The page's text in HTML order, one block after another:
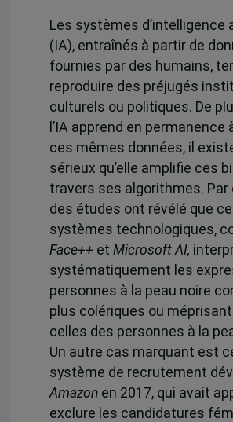
Les systèmes d’intelligence
(IA), entraînés à partir de
fournies par des humains,
reproduire des préjugés
culturels ou politiques. De
l’IA apprend en permanence
ces mêmes données, il
sérieux qu’elle amplifie ces
travers ses algorithmes. Par
des études ont révélé que
systèmes technologiques,
Face++ et Microsoft AI,
systématiquement les
personnes à la peau noire
plus colériques ou
celles des personnes à la
Un autre cas marquant est
système de recrutement
Amazon en 2017, qui avait
exclure les candidatures